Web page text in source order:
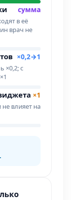
сумма
в её
врач не
×0,2→1
×0,2; с
×1
влияет на